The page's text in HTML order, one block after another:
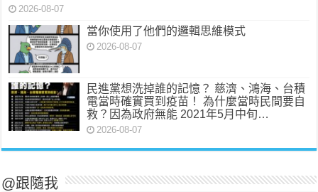
2026-08-07
當你使用了他們的邏輯思維模式
2026-08-07
民進黨想洗掉誰的記憶？ 慈濟、鴻海、台積
電當時確實買到疫苗！ 為什麼當時民間要自
救？因為政府無能 2021年5月中旬…
2026-08-07
@跟隨我